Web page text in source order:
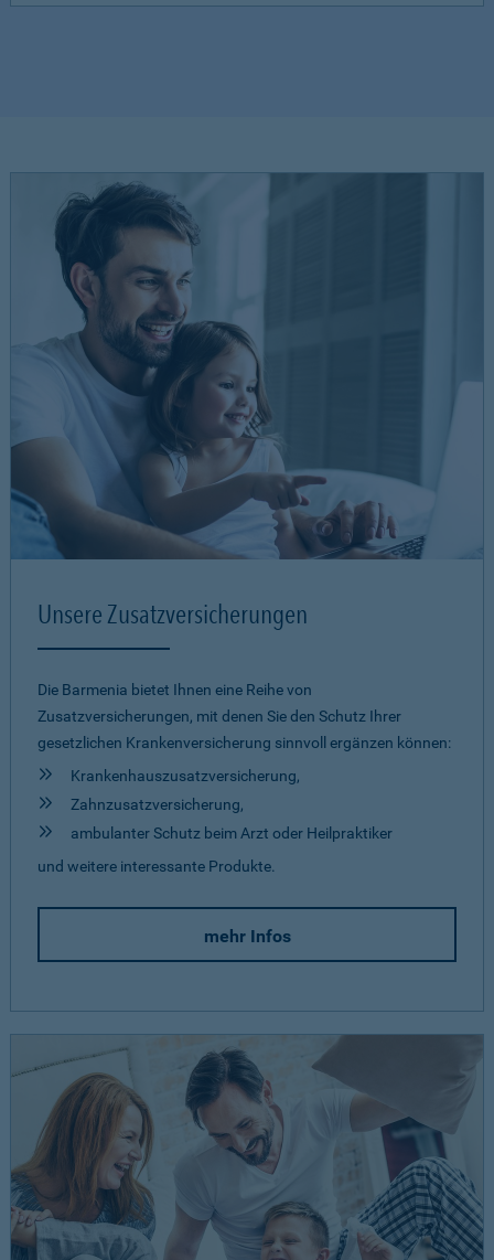
Unsere Zusatzversicherungen
Die Barmenia bietet Ihnen eine Reihe von
Zusatzversicherungen, mit denen Sie den Schutz Ihrer
gesetzlichen Krankenversicherung sinnvoll ergänzen können:
Krankenhauszusatzversicherung,
Zahnzusatzversicherung,
ambulanter Schutz beim Arzt oder Heilpraktiker
und weitere interessante Produkte.
mehr Infos